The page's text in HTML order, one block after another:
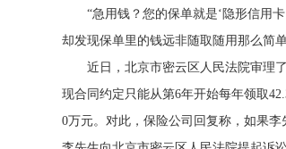
“急用钱？您的保单就是‘隐形信用
却发现保单里的钱远非随取随用那么简单
近日，北京市密云区人民法院审理
现合同约定只能从第6年开始每年领取
0万元。对此，保险公司回复称，如果